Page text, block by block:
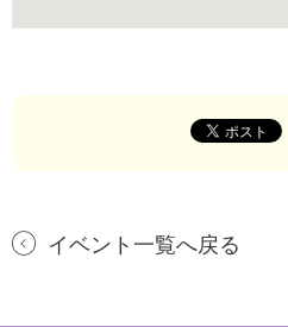
イベント一覧へ戻る